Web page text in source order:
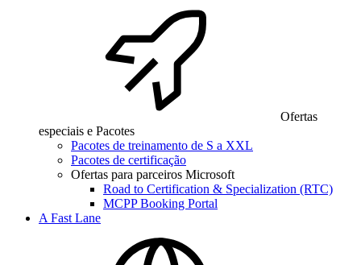
Ofertas
especiais e Pacotes
Pacotes de treinamento de S a XXL
Pacotes de certificação
Ofertas para parceiros Microsoft
Road to Certification & Specialization (RTC)
MCPP Booking Portal
A Fast Lane